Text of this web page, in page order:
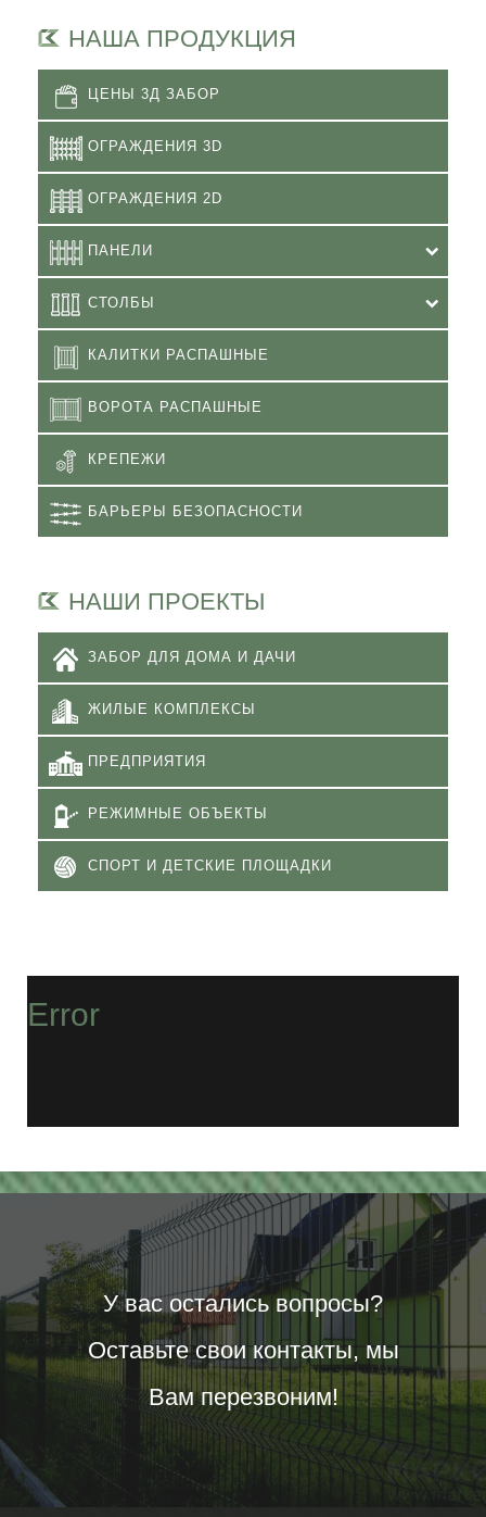
НАША ПРОДУКЦИЯ
ЦЕНЫ 3Д ЗАБОР
ОГРАЖДЕНИЯ 3D
ОГРАЖДЕНИЯ 2D
ПАНЕЛИ
СТОЛБЫ
КАЛИТКИ РАСПАШНЫЕ
ВОРОТА РАСПАШНЫЕ
КРЕПЕЖИ
БАРЬЕРЫ БЕЗОПАСНОСТИ
НАШИ ПРОЕКТЫ
ЗАБОР ДЛЯ ДОМА И ДАЧИ
ЖИЛЫЕ КОМПЛЕКСЫ
ПРЕДПРИЯТИЯ
РЕЖИМНЫЕ ОБЪЕКТЫ
СПОРТ И ДЕТСКИЕ ПЛОЩАДКИ
Error
У вас остались вопросы?
Оставьте свои контакты, мы
Вам перезвоним!